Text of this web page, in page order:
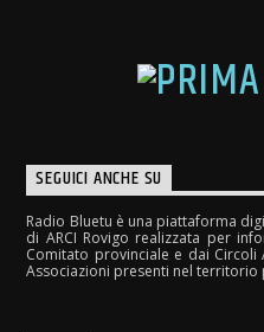
SEGUICI ANCHE SU
Radio Bluetu è una piattaforma
di ARCI Rovigo realizzata per
Comitato provinciale e dai Circoli
Associazioni presenti nel territorio